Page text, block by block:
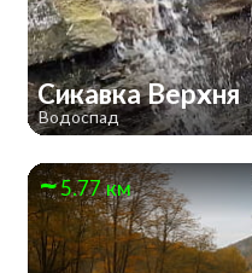
Сикавка Верхня
Водоспад
5.77 км